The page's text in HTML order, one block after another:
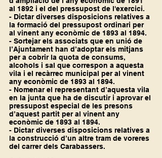
al 1892 i el del pressupost de l'exercici.
- Dictar diverses disposicions relatives a
la formació del pressupost ordinari per
al vinent any econòmic de 1893 al 1894.
- Sortejar els associats que en unió de
l’Ajuntament han d’adoptar els mitjans
per a cobrir la quota de consums,
alcohols i sal que correspon a aquesta
vila i el recàrrec municipal per al vinent
any econòmic de 1893 al 1894.
- Nomenar el representant d’aquesta vila
en la junta que ha de discutir i aprovar el
pressupost especial de les presons
d’aquest partit per al vinent any
econòmic de 1893 al 1894.
- Dictar diverses disposicions relatives a
la construcció d’un altre tram de voreres
del carrer dels Carabassers.